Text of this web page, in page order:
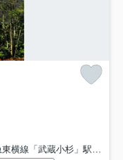
横線「武蔵小杉」駅 徒歩17分